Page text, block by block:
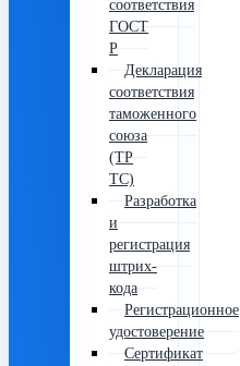
соответствия
ГОСТ
Р
Декларация
соответствия
таможенного
союза
(ТР
ТС)
Разработка
и
регистрация
штрих-
кода
Регистрационное
удостоверение
Сертификат